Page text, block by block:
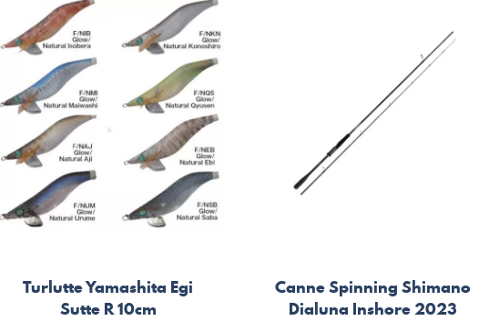
Turlutte Yamashita Egi
Sutte R 10cm
Canne Spinning Shimano
Dialuna Inshore 2023